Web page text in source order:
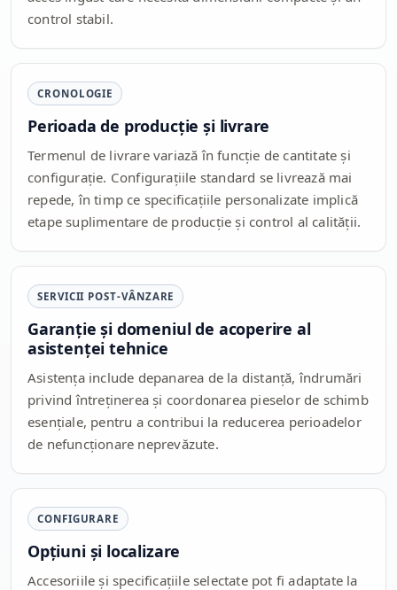
control stabil.
CRONOLOGIE
Perioada de producție și livrare
Termenul de livrare variază în funcție de cantitate și
configurație. Configurațiile standard se livrează mai
repede, în timp ce specificațiile personalizate implică
etape suplimentare de producție și control al calității.
SERVICII POST-VÂNZARE
Garanție și domeniul de acoperire al
asistenței tehnice
Asistența include depanarea de la distanță, îndrumări
privind întreținerea și coordonarea pieselor de schimb
esențiale, pentru a contribui la reducerea perioadelor
de nefuncționare neprevăzute.
CONFIGURARE
Opțiuni și localizare
Accesoriile și specificațiile selectate pot fi adaptate la